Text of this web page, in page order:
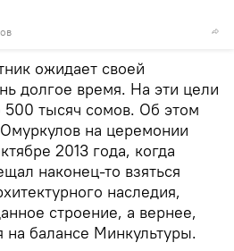
ожидает своей
долгое время. На эти цели
тысяч сомов. Об этом
на церемонии
2013 года, когда
наконец-то взяться
наследия,
строение, а вернее,
на балансе Минкультуры.